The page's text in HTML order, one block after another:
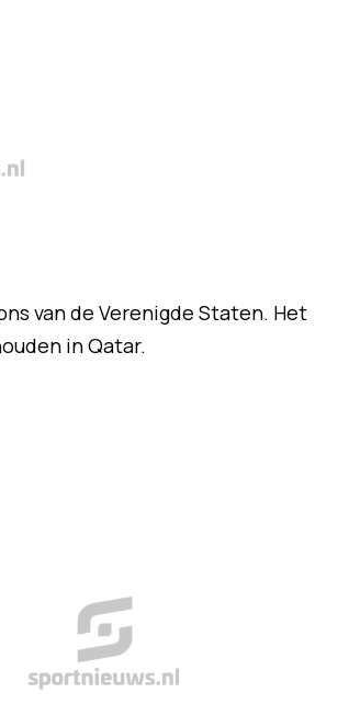
van de Verenigde Staten. Het
in Qatar.